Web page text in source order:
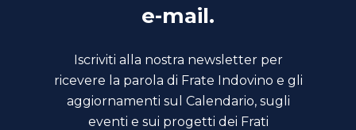
e-mail.
Iscriviti alla nostra newsletter per
ricevere la parola di Frate Indovino e gli
aggiornamenti sul Calendario, sugli
eventi e sui progetti dei Frati